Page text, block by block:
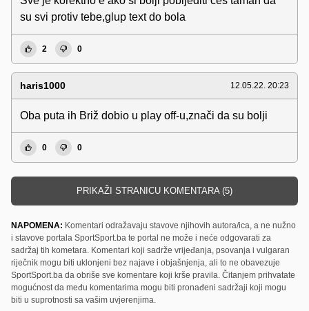
su svi protiv tebe,glup text do bola
2 0
haris1000 12.05.22. 20:23
Oba puta ih Briž dobio u play off-u,znači da su bolji
0 0
PRIKAŽI STRANICU KOMENTARA (5)
NAPOMENA: Komentari odražavaju stavove njihovih autora/ica, a ne nužno
i stavove portala SportSport.ba te portal ne može i neće odgovarati za
sadržaj tih kometara. Komentari koji sadrže vrijeđanja, psovanja i vulgaran
riječnik mogu biti uklonjeni bez najave i objašnjenja, ali to ne obavezuje
SportSport.ba da obriše sve komentare koji krše pravila. Čitanjem prihvatate
mogućnost da među komentarima mogu biti pronađeni sadržaji koji mogu
biti u suprotnosti sa vašim uvjerenjima.